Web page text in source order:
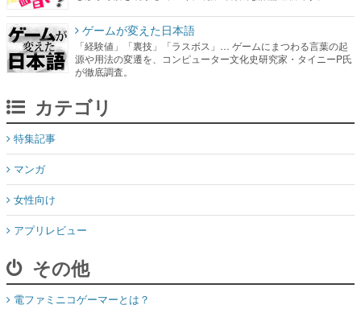
ゲームが変えた日本語
「経験値」「裏技」「ラスボス」… ゲームにまつわる言葉の起
源や用法の変遷を、コンピューター文化史研究家・タイニーP氏
が徹底調査。
カテゴリ
特集記事
マンガ
女性向け
アプリレビュー
その他
電ファミニコゲーマーとは？